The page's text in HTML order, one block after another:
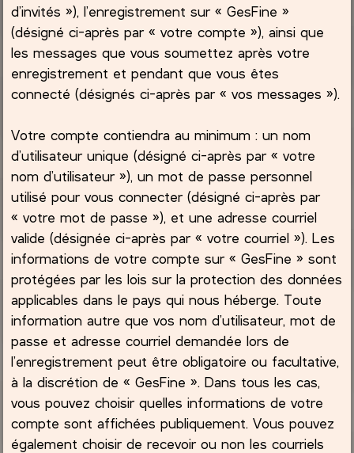
d’invités »), l’enregistrement sur « GesFine »
(désigné ci-après par « votre compte »), ainsi que
les messages que vous soumettez après votre
enregistrement et pendant que vous êtes
connecté (désignés ci-après par « vos messages »).
Votre compte contiendra au minimum : un nom
d’utilisateur unique (désigné ci-après par « votre
nom d’utilisateur »), un mot de passe personnel
utilisé pour vous connecter (désigné ci-après par
« votre mot de passe »), et une adresse courriel
valide (désignée ci-après par « votre courriel »). Les
informations de votre compte sur « GesFine » sont
protégées par les lois sur la protection des données
applicables dans le pays qui nous héberge. Toute
information autre que vos nom d’utilisateur, mot de
passe et adresse courriel demandée lors de
l’enregistrement peut être obligatoire ou facultative,
à la discrétion de « GesFine ». Dans tous les cas,
vous pouvez choisir quelles informations de votre
compte sont affichées publiquement. Vous pouvez
également choisir de recevoir ou non les courriels